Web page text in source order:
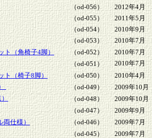
（od-056）
2012年4月
（od-055）
2011年5月
（od-054）
2010年9月
（od-053）
2010年7月
ト（角椅子4脚）
（od-052）
2010年7月
（od-051）
2010年7月
ト（椅子8脚）
（od-050）
2010年4月
（od-049）
2009年10月
（od-048）
2009年10月
（od-047）
2009年9月
両仕様）
（od-046）
2009年7月
（od-045）
2009年7月